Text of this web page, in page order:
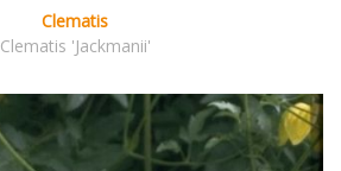
Clematis
Clematis 'Jackmanii'